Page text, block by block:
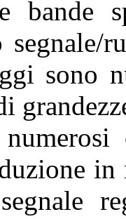
bande
sono